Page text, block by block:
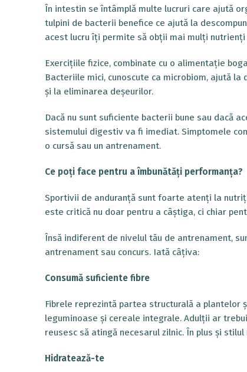
În intestin se întâmplă multe lucruri care ajută
tulpini de bacterii benefice ce ajută la
acest lucru îți permite să obții mai mulți nutrienți
Exercițiile fizice, combinate cu o alimentație
Bacteriile mici, cunoscute ca microbiom, ajută
și la eliminarea deșeurilor.
Dacă nu sunt suficiente bacterii bune sau dacă
sistemului digestiv va fi imediat. Simptomele
o cursă sau un antrenament.
Ce poți face pentru a îmbunătăți performanța?
Sportivii de anduranță sunt foarte atenți la
este critică nu doar pentru a câștiga, ci chiar
Însă indiferent de nivelul tău de antrenament,
antrenament sau concurs. Iată câțiva:
Consumă suficiente fibre
Fibrele reprezintă partea structurală a plantelor
leguminoase și cereale integrale. Adulții ar
reusesc să atingă necesarul zilnic. În plus și
Hidratează-te